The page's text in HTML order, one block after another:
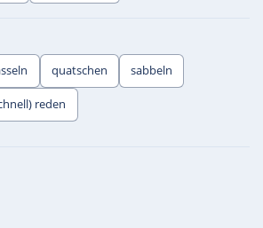
quatschen sabbeln
reden